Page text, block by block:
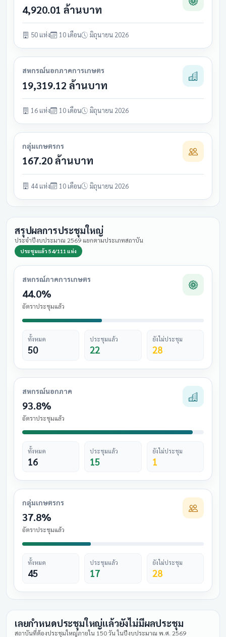
4,920.01 ล้านบาท
50 แห่ง 10 เดือน มิถุนายน 2026
สหกรณ์นอกภาคการเกษตร
19,319.12 ล้านบาท
16 แห่ง 10 เดือน มิถุนายน 2026
กลุ่มเกษตรกร
167.20 ล้านบาท
44 แห่ง 10 เดือน มิถุนายน 2026
สรุปผลการประชุมใหญ่
ประจำปีงบประมาณ 2569 แยกตามประเภทสถาบัน
ประชุมแล้ว 54/111 แห่ง
สหกรณ์ภาคการเกษตร
44.0%
อัตราประชุมแล้ว
ทั้งหมด
50
ประชุมแล้ว
22
ยังไม่ประชุม
28
สหกรณ์นอกภาค
93.8%
อัตราประชุมแล้ว
ทั้งหมด
16
ประชุมแล้ว
15
ยังไม่ประชุม
1
กลุ่มเกษตรกร
37.8%
อัตราประชุมแล้ว
ทั้งหมด
45
ประชุมแล้ว
17
ยังไม่ประชุม
28
เลยกำหนดประชุมใหญ่แล้วยังไม่มีผลประชุม
สถาบันที่ต้องประชุมใหญ่ภายใน 150 วัน ในปีงบประมาณ พ.ศ. 2569